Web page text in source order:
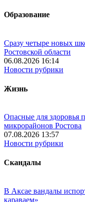
Образование
Сразу четыре новых
Ростовской области
06.08.2026 16:14
Новости рубрики
Жизнь
Опасные для здоровья
микрорайонов Ростова
07.08.2026 13:57
Новости рубрики
Скандалы
В Аксае вандалы
караваем»